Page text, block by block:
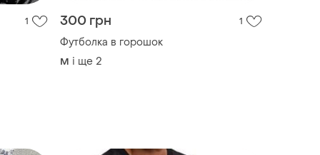
1 300 грн 1
Футболка в горошок
M і ще 2